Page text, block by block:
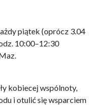
piątek (oprócz 3.04
10:00–12:30
kobiecej wspólnoty,
i otulić się wsparciem